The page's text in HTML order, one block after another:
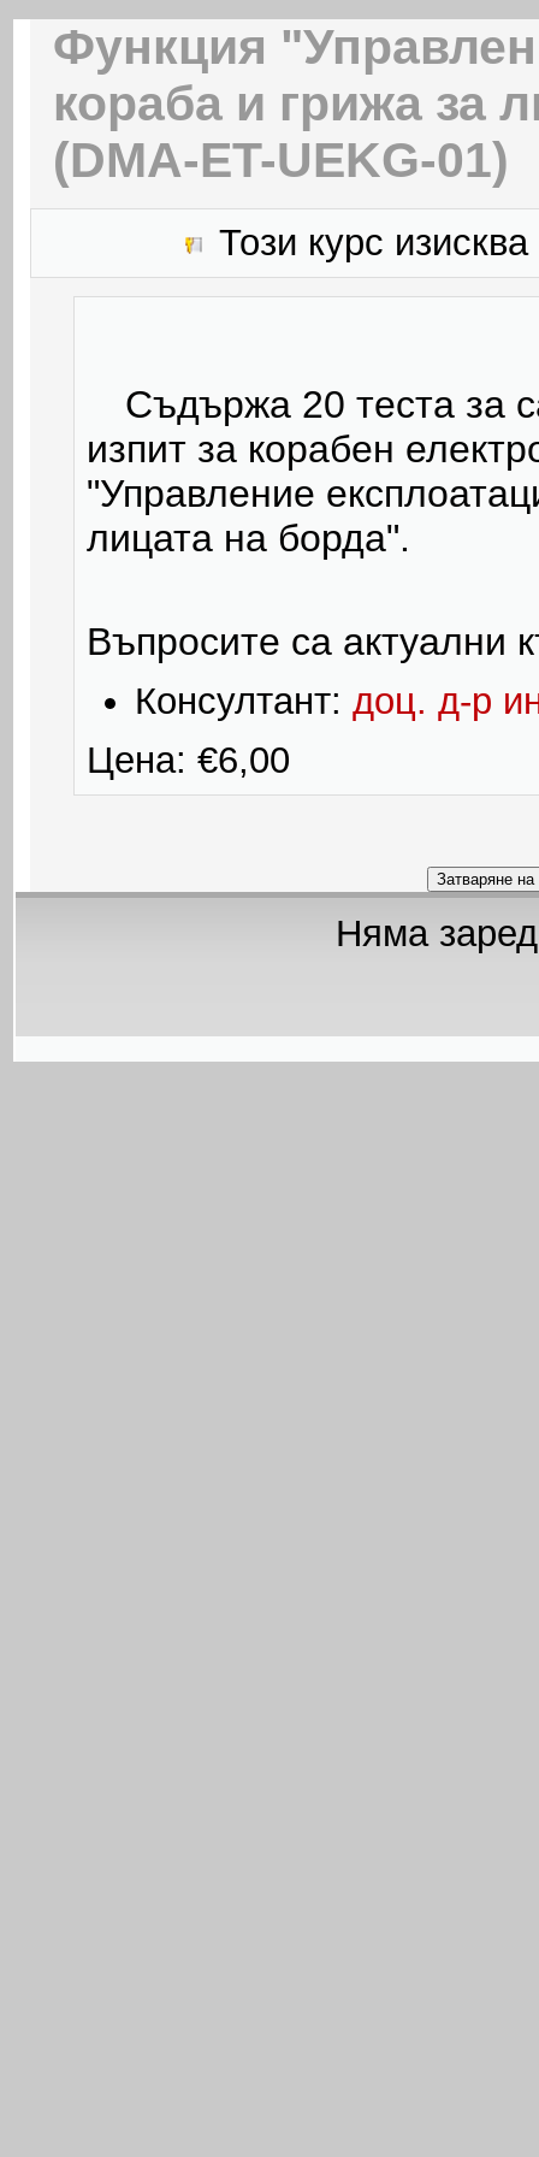
Функция
кораба и грижа за
(DMA-ET-UEKG-01)
Този курс
Съдържа 20 теста за
изпит за корабен
"Управление
лицата на борда".
Въпросите са актуални
Консултант: доц. д-р
Цена: €6,00
Няма